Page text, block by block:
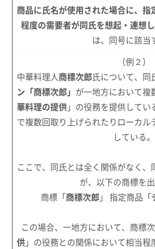
商品に氏名が使用された場合に、指
程度の需要者が同氏を想起・連想
は、同号に該当
（例２）
中華料理人 商標次郎氏について、同
ン「商標次郎」 が一地方において複
華料理の提供」の役務を提供してい
で複数回取り上げられたりローカル
している。
ここで、同氏とは全く関係がなく、
が、以下の商標を出
商標「 商標次郎 」 指定商品「
この場合、一地方において、商標
供」の役務との関係において相当程